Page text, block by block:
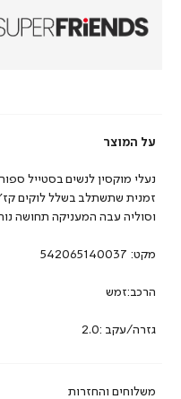
על המוצר
משלוחים והחזרות
נעלי מוקסין לנשים בסטייל
זמנית שתשתלב בשלל לוקים
וסוליה עבה המעניקה תחושה
מקט: 542065140037
הרכב:זמש
גזרה/עקב :2.0